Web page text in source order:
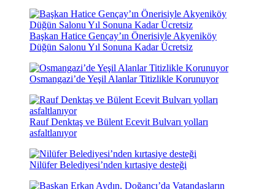
Başkan Hatice Gençay’ın Önerisiyle Akyeniköy
Düğün Salonu Yıl Sonuna Kadar Ücretsiz
Osmangazi’de Yeşil Alanlar Titizlikle Korunuyor
Rauf Denktaş ve Bülent Ecevit Bulvarı yolları
asfaltlanıyor
Nilüfer Belediyesi’nden kırtasiye desteği